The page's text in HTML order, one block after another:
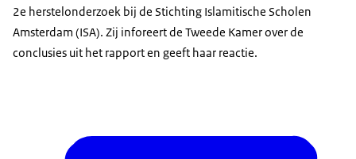
2e herstelonderzoek bij de Stichting Islamitische Scholen
Amsterdam (ISA). Zij inforeert de Tweede Kamer over de
conclusies uit het rapport en geeft haar reactie.